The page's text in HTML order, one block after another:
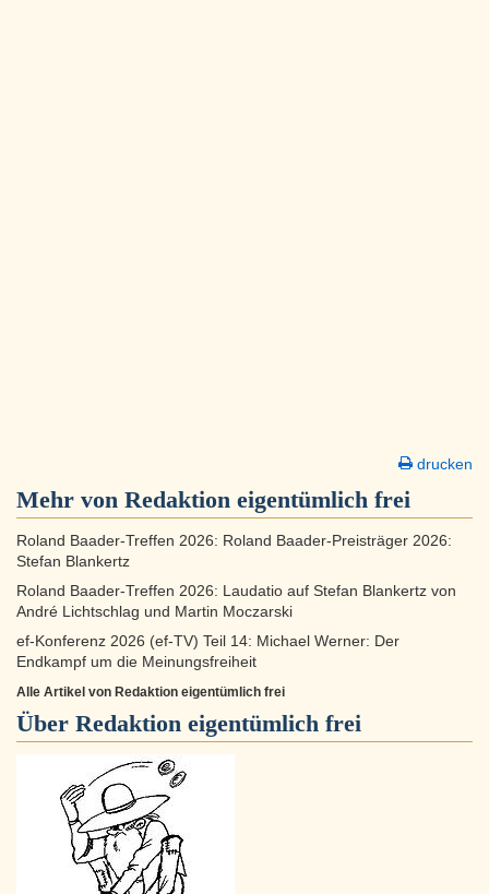
drucken
Mehr von Redaktion eigentümlich frei
Roland Baader-Treffen 2026: Roland Baader-Preisträger 2026:
Stefan Blankertz
Roland Baader-Treffen 2026: Laudatio auf Stefan Blankertz von
André Lichtschlag und Martin Moczarski
ef-Konferenz 2026 (ef-TV) Teil 14: Michael Werner: Der
Endkampf um die Meinungsfreiheit
Alle Artikel von Redaktion eigentümlich frei
Über Redaktion eigentümlich frei